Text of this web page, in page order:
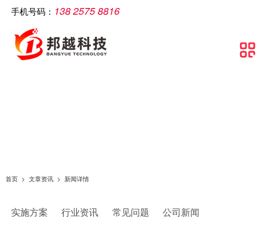
手机号码： 138 2575 8816
公司简介
关于邦越
智慧工厂
智慧工厂理论介绍
解决方案
制造执行系统解决方案
软件产品
移动生产报工系统
相关产品
智能打印机
服务支持
服务支持
文章资讯
实施方案
联系我们
联系方式

首页 > 文章资讯 > 新闻详情
实施方案 行业资讯 常见问题 公司新闻